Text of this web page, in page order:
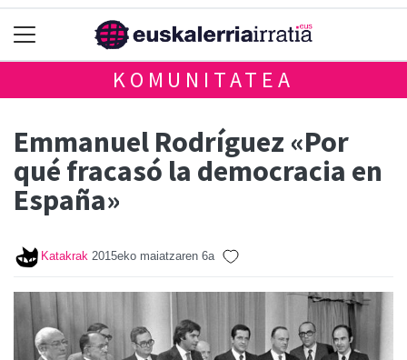
KOMUNITATEA
Emmanuel Rodríguez «Por
qué fracasó la democracia en
España»
Katakrak 2015eko maiatzaren 6a